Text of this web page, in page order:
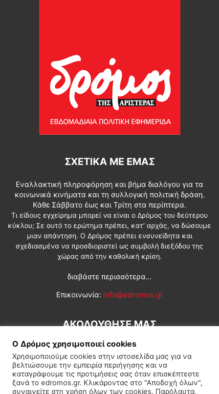
ΣΧΕΤΙΚΆ ΜΕ ΕΜΆΣ
Εναλλακτική πληροφόρηση και βήμα διαλόγου για τα
κοινωνικά κινήματα και τη συλλογική πολιτική δράση.
Κάθε Σάββατο έως και Τρίτη στα περίπτερα.
Τι είδους εγχείρημα μπορεί να είναι ο Δρόμος του δεύτερου
κύκλου; Σε αυτό το ερώτημα πρέπει, κατ’ αρχάς, να δώσουμε
μιαν απάντηση. Ο Δρόμος πρέπει ενσυνείδητα και
σχεδιασμένα να προσδιοριστεί ως συμβολή διεξόδου της
χώρας από την καθολική κρίση.
διαβάστε περισσότερα...
Επικοινωνία: info@edromos.gr
ΑΚΟΛΟΥΘΗΣΕ ΜΑΣ
Ο Δρόμος χρησιμοποιεί cookies
Χρησιμοποιούμε cookies στην ιστοσελίδα μας για να
βελτιώσουμε την εμπειρία περιήγησης και να
καταγράφουμε τις προτιμήσεις σας όταν επισκέπτεστε
ξανά το edromos.gr. Κλικάροντας στο "Αποδοχή όλων",
συναινείτε στη χρήση όλων των cookies. Παρόλαυτα,